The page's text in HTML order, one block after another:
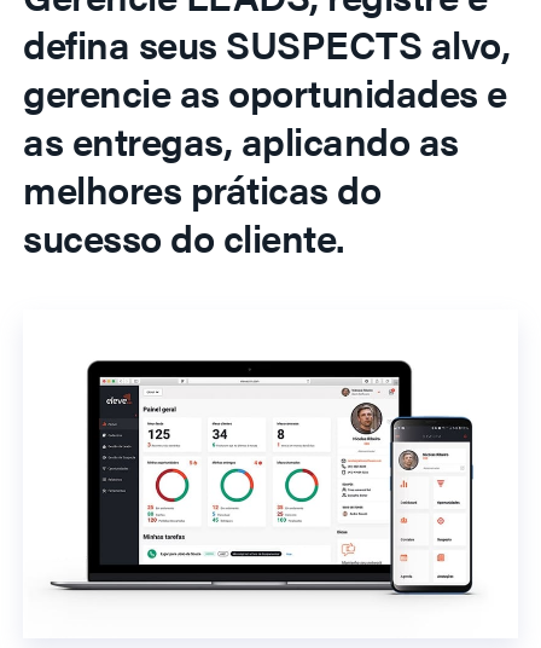
defina seus SUSPECTS alvo,
gerencie as oportunidades e
as entregas, aplicando as
melhores práticas do
sucesso do cliente.